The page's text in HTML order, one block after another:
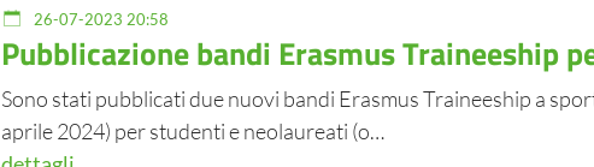
26-07-2023 20:58
Pubblicazione bandi Erasmus Traineeship
Sono stati pubblicati due nuovi bandi Erasmus Traineeship a
aprile 2024) per studenti e neolaureati (o…